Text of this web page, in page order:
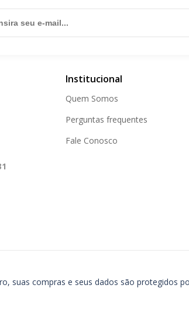
Institucional
Quem Somos
Perguntas frequentes
Fale Conosco
suas compras e seus dados são protegidos